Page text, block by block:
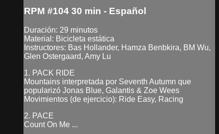
RPM #104 30 min - Español
Duración: 29 minutos
Material: Bicicleta estática
Instructores: Bas Hollander, Hamza Benbkira, BM Wu,
Glen Ostergaard, Amy Lu
1. PACK RIDE
Mountains interpretada por Seventh Autumn que
popularizó Jonas Blue, Galantis & Zoe Wees
Movimientos (de ejercicio): Ride Easy, Racing
2. PACE
Count On Me ...